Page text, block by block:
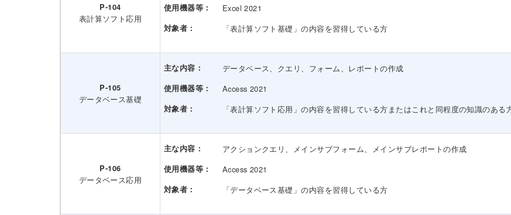
P-104
表計算ソフト応用
使用機器等： Excel 2021
対象者： 「表計算ソフト基礎」の内容を習得している方
P-105
データベース基礎
主な内容： データベース、クエリ、フォーム、レポートの作成
使用機器等： Access 2021
対象者： 「表計算ソフト応用」の内容を習得している方またはこれと同程度の知識のある
P-106
データベース応用
主な内容： アクションクエリ、メインサブフォーム、メインサブレポートの作成
使用機器等： Access 2021
対象者： 「データベース基礎」の内容を習得している方